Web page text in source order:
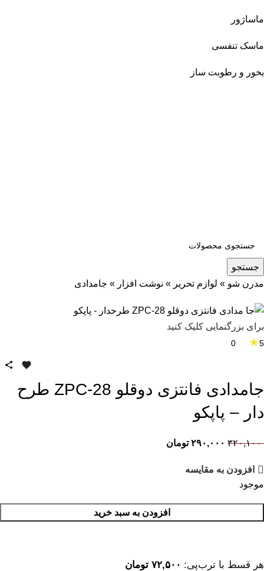
ماساژور
ماسک تنفسی
بخور و رطوبت ساز
جستجو
مدرن شو » لوازم تحریر » نوشت افزار » جامدادی
برای بزرگنمایی کلیک کنید
5
★
جامدادی فانتزی دوقلو ZPC-28 طرح
دار – پاپکو
۳۲۰,۱۰۰ ۲۹۰,۰۰۰ تومان
افزودن به مقایسه
موجود
افزودن به سبد خرید
هر قسط با ترب‌پی: ۷۲,۵۰۰ تومان